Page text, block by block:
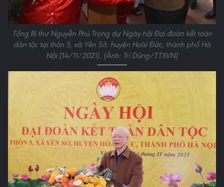
Tổng Bí thư Nguyễn Phú Trọng dự Ngày hội Đại đoàn kết toàn
dân tộc tại thôn 5, xã Yên Sở, huyện Hoài Đức, thành phố Hà
Nội (14/11/2021). (Ảnh: Trí Dũng/TTXVN)